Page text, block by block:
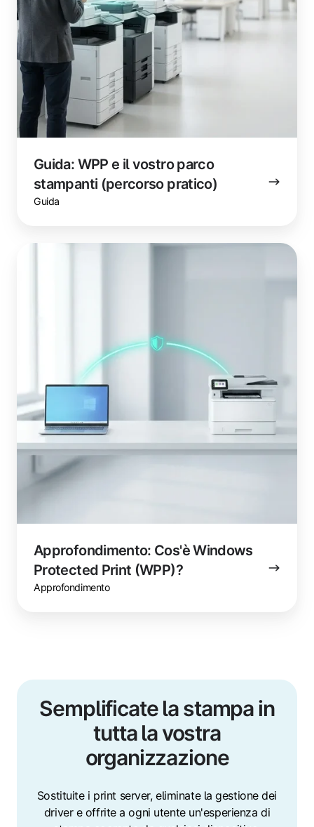
Guida: WPP e il vostro parco
stampanti (percorso pratico)
Guida
Approfondimento: Cos'è Windows
Protected Print (WPP)?
Approfondimento
Semplificate la stampa in
tutta la vostra
organizzazione
Sostituite i print server, eliminate la gestione dei
driver e offrite a ogni utente un'esperienza di